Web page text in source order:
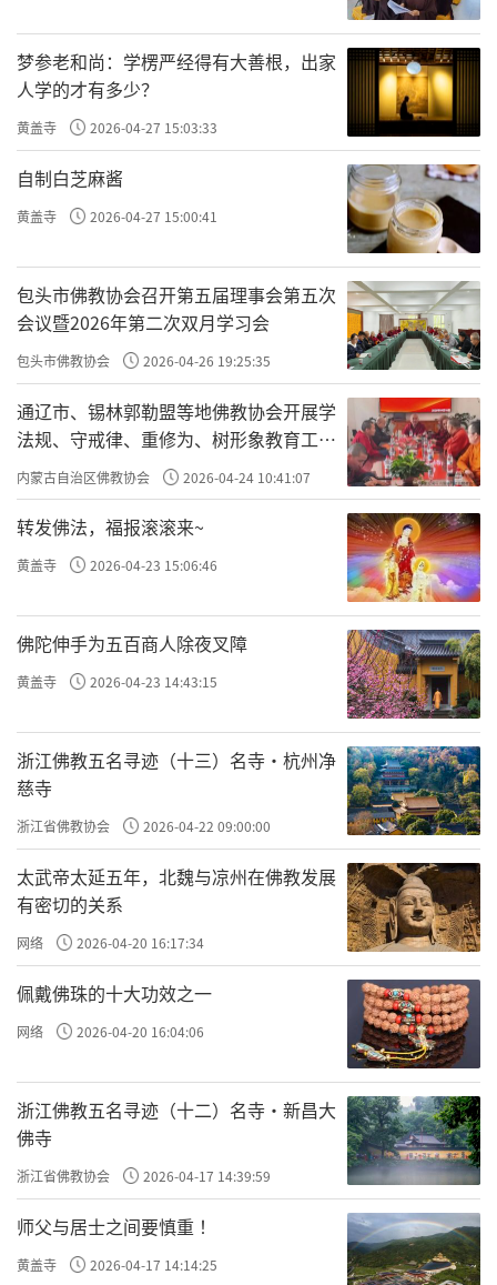
居青龙寺的历史，同时展示唐代密教在长安的
兴盛状况。但是为了突出醍醐寺展品的主题，
长安密教文物精品虽然较多，却仅仅选用了5件
具有画龙点睛效应的藏品，切入点是唐代不空
法师碑的拓片，此碑是唐代建中二年（781）不
空法师圆寂后，唐德宗敕准其弟子慧朗在大兴
善寺内为不空法师所立，现存西安碑林博物
馆。以1959年长安城安国寺遗址出土的唐代密
教2尊白石造像，即虚空藏菩萨和金刚造像，展
现了唐代密教的兴盛状况。青龙寺的历史则是
通过展示20世纪70年代中国社会科学院考古研
究所对青龙寺遗址进行考古发掘所出土的手印
纹砖和“盈”字款的白瓷执壶。同时，将大兴
善寺与青龙寺现状及考古遗址发掘图片、唐代
长安佛寺分布图等重点资料作为辅助展品展
示。让观众在有限的展品中充分感知了唐代密
反观此次展览，其预定目的已经达到。而
本次展览所得到的启发，更是值得梳理与思考
并与同仁分享。因此，笔者冒昧在此以“梵音
东渡”为例来发拙见，亦是想将所得所思恳请
方家指教。
一、馆寺合作举办展览有利于更好地展示
祖庭文化、扩大祖庭影响
早在2014年，陕西省文物局便与陕西省佛
教协会共同举办了“陕西佛教寺院文物管理专
题培训班”，全省108座佛教寺院（佛学院）、
市县宗教行政管理部门（佛协）负责人参加了
此次培训，这是首次举办佛教寺院文物管理培
训班。专家以“陕西文物资源和佛教文物资源
情况”为题，重点讲解了佛教文物分类、管
理、保护和规划、维修等的常识、规定；
以“文物保护法律法规”为题，重点讲解了
《文物保护法》及《保护条例》相关规定、案
梦参老和尚：学楞严经得有大善根，出家
人学的才有多少？
黄盖寺 2026-04-27 15:03:33
自制白芝麻酱
黄盖寺 2026-04-27 15:00:41
包头市佛教协会召开第五届理事会第五次
会议暨2026年第二次双月学习会
包头市佛教协会 2026-04-26 19:25:35
通辽市、锡林郭勒盟等地佛教协会开展学
法规、守戒律、重修为、树形象教育工作
专题学习会
内蒙古自治区佛教协会 2026-04-24 10:41:07
转发佛法，福报滚滚来~
黄盖寺 2026-04-23 15:06:46
佛陀伸手为五百商人除夜叉障
黄盖寺 2026-04-23 14:43:15
浙江佛教五名寻迹（十三）名寺·杭州净
慈寺
浙江省佛教协会 2026-04-22 09:00:00
太武帝太延五年，北魏与凉州在佛教发展
有密切的关系
网络 2026-04-20 16:17:34
佩戴佛珠的十大功效之一
网络 2026-04-20 16:04:06
浙江佛教五名寻迹（十二）名寺·新昌大
佛寺
浙江省佛教协会 2026-04-17 14:39:59
师父与居士之间要慎重 ！
黄盖寺 2026-04-17 14:14:25